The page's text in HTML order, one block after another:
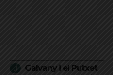
Galvany i el Putxet